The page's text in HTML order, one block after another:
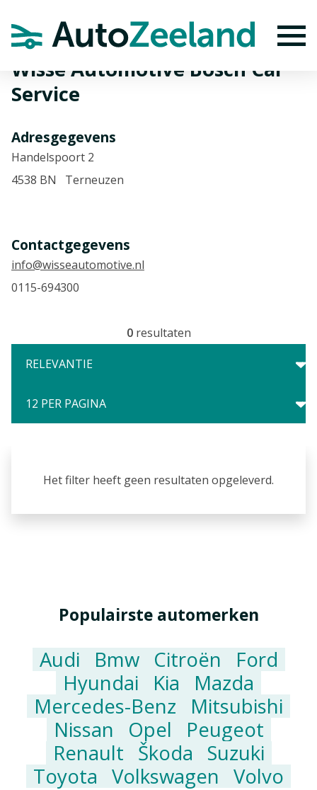
Wisse Automotive Bosch Car
Service
Adresgegevens
Handelspoort 2
4538 BN Terneuzen
Contactgegevens
info@wisseautomotive.nl
0115-694300
0resultaten
Het filter heeft geen resultaten opgeleverd.
Populairste automerken
Audi Bmw Citroën
Ford
Hyundai
Kia
Mazda
Mercedes-Benz
Mitsubishi
Nissan
Opel
Peugeot
Renault Škoda
Suzuki
Toyota Volkswagen Volvo